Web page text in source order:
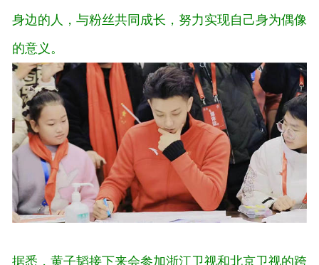
身边的人，与粉丝共同成长，努力实现自己身为偶像
的意义。
据悉，黄子韬接下来会参加浙江卫视和北京卫视的跨